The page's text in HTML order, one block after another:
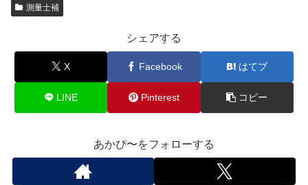
測量士補
シェアする
X Facebook はてブ
LINE Pinterest コピー
あかぴ〜をフォローする